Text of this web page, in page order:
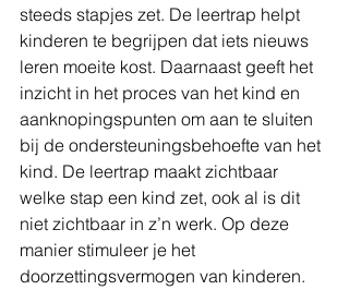
steeds stapjes zet. De leertrap helpt
kinderen te begrijpen dat iets nieuws
leren moeite kost. Daarnaast geeft het
inzicht in het proces van het kind en
aanknopingspunten om aan te sluiten
bij de ondersteuningsbehoefte van het
kind. De leertrap maakt zichtbaar
welke stap een kind zet, ook al is dit
niet zichtbaar in z’n werk. Op deze
manier stimuleer je het
doorzettingsvermogen van kinderen.